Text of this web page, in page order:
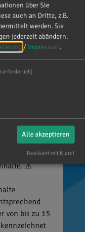
August! Ab
⚠️
von bis zu 15
über Sie
auch an Dritte, z.B.
werden. Sie
jederzeit abändern.
/ Impressum.
erforderlich)
Alle akzeptieren
Realisiert mit Klaro!